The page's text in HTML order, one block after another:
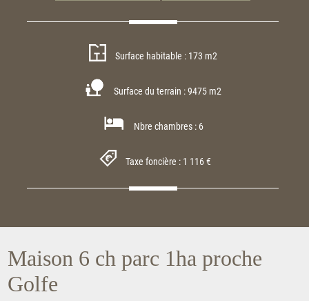
Surface habitable : 173 m2
Surface du terrain : 9475 m2
Nbre chambres : 6
Taxe foncière : 1 116 €
Maison 6 ch parc 1ha proche
Golfe